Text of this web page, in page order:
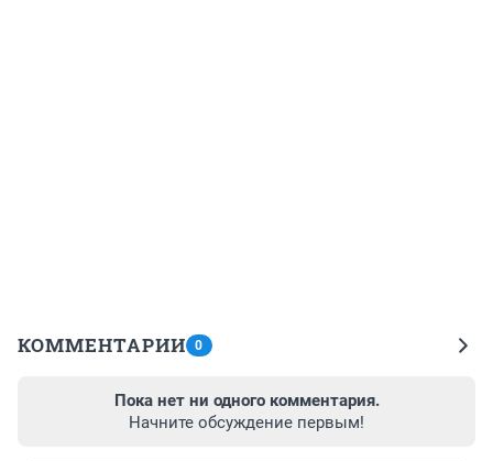
КОММЕНТАРИИ 0
Пока нет ни одного комментария.
Начните обсуждение первым!